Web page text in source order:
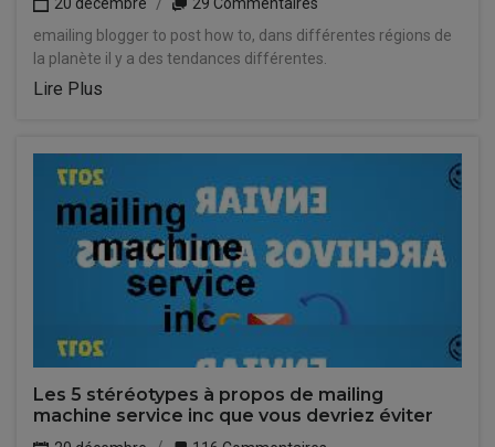
emailing blogger to post how to, dans différentes régions de
la planète il y a des tendances différentes.
Lire Plus
Les 5 stéréotypes à propos de mailing
machine service inc que vous devriez éviter